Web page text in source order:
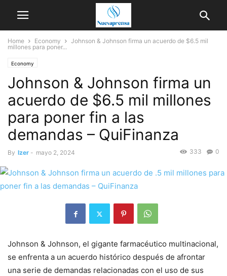
Home Economy
Johnson & Johnson firma un acuerdo de $6.5 mil
millones para poner...
Economy
Johnson & Johnson firma un
acuerdo de $6.5 mil millones
para poner fin a las
demandas – QuiFinanza
By Izer - mayo 2, 2024 0
333
Johnson & Johnson, el gigante farmacéutico multinacional,
se enfrenta a un acuerdo histórico después de afrontar
una serie de demandas relacionadas con el uso de sus